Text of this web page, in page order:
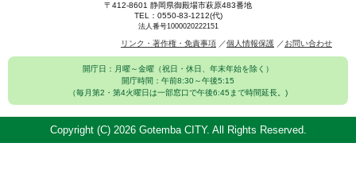
〒412-8601 静岡県御殿場市萩原483番地
TEL：0550-83-1212(代)
法人番号1000020222151
リンク・著作権・免責事項 個人情報保護 お問い合わせ
開庁日：月曜～金曜（祝日・休日、年末年始を除く）
開庁時間：午前8:30～午後5:15
（毎月第2・第4火曜日は一部窓口で午後6:45まで時間延長。)
Copyright (C) 2026 Gotemba CITY. All Rights Reserved.